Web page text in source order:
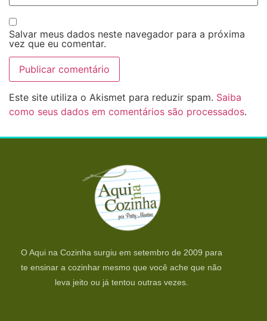
Salvar meus dados neste navegador para a próxima
vez que eu comentar.
Este site utiliza o Akismet para reduzir spam. Saiba
como seus dados em comentários são processados.
O Aqui na Cozinha surgiu em setembro de 2009 para
te ensinar a cozinhar mesmo que você ache que não
leva jeito ou já tentou outras vezes.